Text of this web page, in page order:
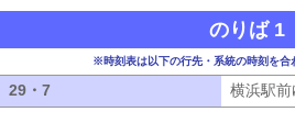
のりば 1
※時刻表は以下の行先・系統の時刻を合
29・7 横浜駅前